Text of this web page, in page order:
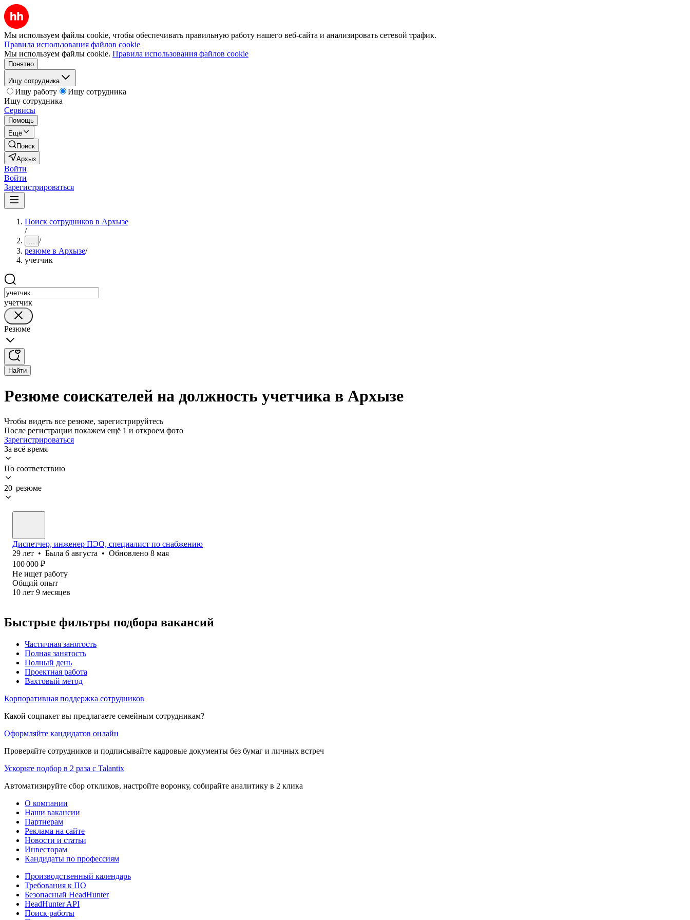
Мы используем файлы cookie, чтобы обеспечивать правильную работу нашего веб-сайта и анализировать сетевой трафик.
Правила использования файлов cookie
Мы используем файлы cookie. Правила использования файлов cookie
Понятно
Ищу сотрудника
Ищу работу
Ищу сотрудника
Ищу сотрудника
Сервисы
Помощь
Ещё
Поиск
Архыз
Войти
Войти
Зарегистрироваться
Поиск сотрудников в Архызе
/
... /
резюме в Архызе/
учетчик
учетчик
Резюме
Найти
Резюме соискателей на должность учетчика в Архызе
Чтобы видеть все резюме, зарегистрируйтесь
После регистрации покажем ещё 1 и откроем фото
Зарегистрироваться
За всё время
По соответствию
20 резюме
Диспетчер, инженер ПЭО, специалист по снабжению
29 лет • Была 6 августа • Обновлено 8 мая
100 000 ₽
Не ищет работу
Общий опыт
10 лет 9 месяцев
Быстрые фильтры подбора вакансий
Частичная занятость
Полная занятость
Полный день
Проектная работа
Вахтовый метод
Корпоративная поддержка сотрудников
Какой соцпакет вы предлагаете семейным сотрудникам?
Оформляйте кандидатов онлайн
Проверяйте сотрудников и подписывайте кадровые документы без бумаг и личных встреч
Ускорьте подбор в 2 раза с Talantix
Автоматизируйте сбор откликов, настройте воронку, собирайте аналитику в 2 клика
О компании
Наши вакансии
Партнерам
Реклама на сайте
Новости и статьи
Инвесторам
Кандидаты по профессиям
Производственный календарь
Требования к ПО
Безопасный HeadHunter
HeadHunter API
Поиск работы